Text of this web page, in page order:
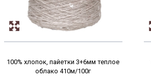
100% хлопок, пайетки 3+6мм теплое
облако 410м/100г